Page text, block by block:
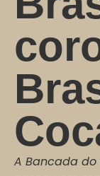
A Bancada